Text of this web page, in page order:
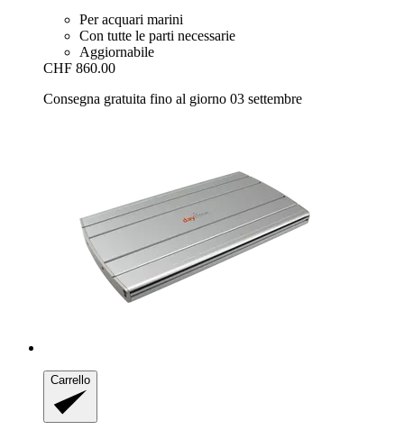
Per acquari marini
Con tutte le parti necessarie
Aggiornabile
CHF 860.00
Consegna gratuita fino al giorno 03 settembre
Carrello